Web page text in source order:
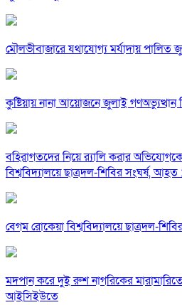
মৌলভীবাজারে যথাযোগ্য মর্যাদায় পালিত
কুষ্টিয়ায় নানা আয়োজনে জুলাই
বহিরাগতদের নিয়ে র‍্যালি করার
বিশ্ববিদ্যালয়ে ছাত্রদল-শিবির সংঘর্ষ,
বেগম রোকেয়া বিশ্ববিদ্যালয়ে ছাত্রদল-
মদপান করে দুই রুশ নাগরিকের
আইসিইউতে